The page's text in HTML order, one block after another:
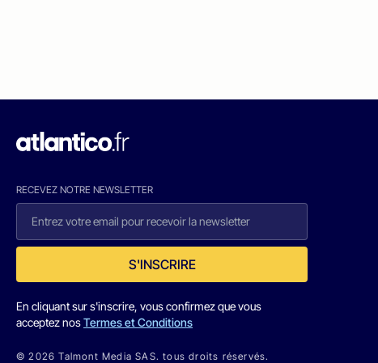
RECEVEZ NOTRE NEWSLETTER
S'INSCRIRE
En cliquant sur s'inscrire, vous confirmez que vous
acceptez nosTermes et Conditions
© 2026 Talmont Media SAS. tous droits réservés.